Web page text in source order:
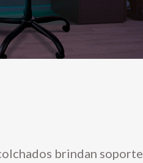
brindan soporte